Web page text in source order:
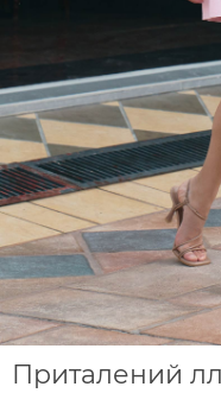
Приталений